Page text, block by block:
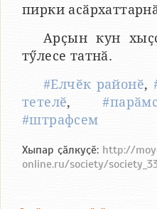
пирки
Арҫын кун
тӳлесе татнӑ.
#Елчӗк районӗ,
тетелӗ,
#штрафсем
Хыпар ҫӑлкуҫӗ: http://
online.ru/society/